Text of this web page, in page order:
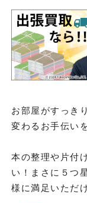
お部屋がすっき
変わるお手伝い
本の整理や片付
い！まさに５つ
様に満足いただ